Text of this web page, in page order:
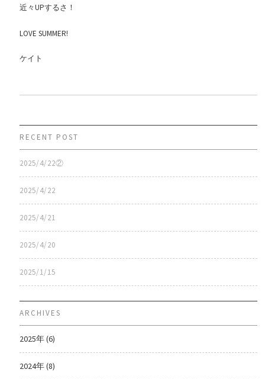
近々UPするさ！
LOVE SUMMER!
ケイト
RECENT POST
2025/4/22②
2025/4/22
2025/4/21
2025/4/20
2025/1/15
ARCHIVES
2025年 (6)
2024年 (8)